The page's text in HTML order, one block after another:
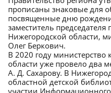
прописаны знаковые для
посвященные дню
заместитель председателя
Нижегородской области,
Олег Беркович.
В 2020 году министерство
области уже провело два
А. Д. Сахарову. В
областной детской